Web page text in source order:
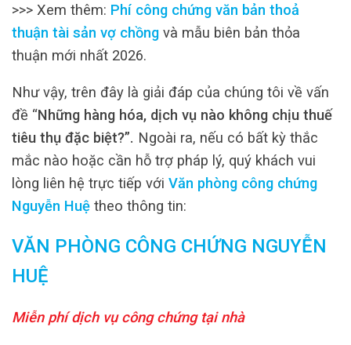
>>> Xem thêm: Phí công chứng văn bản thoả
thuận tài sản vợ chồng và mẫu biên bản thỏa
thuận mới nhất 2026.
Như vậy, trên đây là giải đáp của chúng tôi về vấn
đề “Những hàng hóa, dịch vụ nào không chịu thuế
tiêu thụ đặc biệt?”. Ngoài ra, nếu có bất kỳ thắc
mắc nào hoặc cần hỗ trợ pháp lý, quý khách vui
lòng liên hệ trực tiếp với Văn phòng công chứng
Nguyễn Huệ theo thông tin:
VĂN PHÒNG CÔNG CHỨNG NGUYỄN
HUỆ
Miễn phí dịch vụ công chứng tại nhà